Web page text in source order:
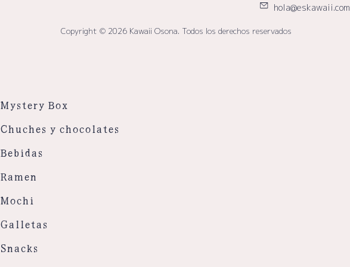
hola@eskawaii.com
Copyright © 2026 Kawaii Osona. Todos los derechos reservados
Mystery Box
Chuches y chocolates
Bebidas
Ramen
Mochi
Galletas
Snacks